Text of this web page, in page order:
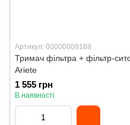
Артикул: 00000009188
Тримач фільтра + фільтр-
Ariete
1 555 грн
В наявності